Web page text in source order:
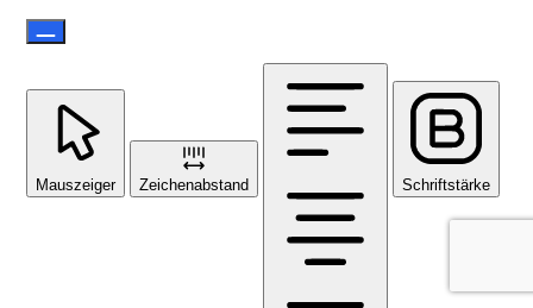
Mauszeiger Zeichenabstand Schriftstärke